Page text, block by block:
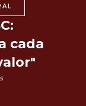
cada